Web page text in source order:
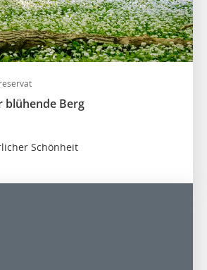
blühende Berg
Schönheit